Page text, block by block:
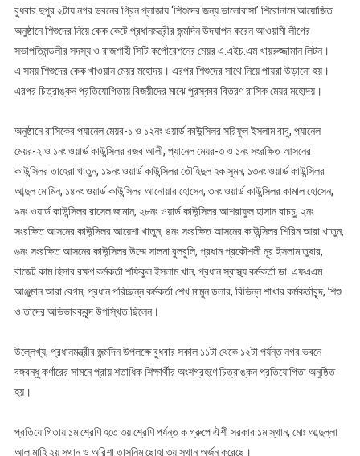
বুধবার দুপুর ২টায় নগর ভবনের গ্রিন প্লাজায় ‘শিশুদের জন্য ভালোবাসা’ শিরোনামে আয়োজিত
অনুষ্ঠানে শিশুদের নিয়ে কেক কেটে প্রধানমন্ত্রীর জন্মদিন উদযাপন করেন আওয়ামী লীগের
সভাপতিমন্ডলীর সদস্য ও রাজশাহী সিটি কর্পোরেশনের মেয়র এ.এইচ.এম খায়রুজ্জামান লিটন।
এ সময় শিশুদের কেক খাওয়ান মেয়র মহোদয়। এরপর শিশুদের সাথে নিয়ে পায়রা উড়ানো হয়।
এরপর চিত্রাঙ্কন প্রতিযোগিতায় বিজয়ীদের মাঝে পুরস্কার বিতরণ রাসিক মেয়র মহোদয়।
অনুষ্ঠানে রাসিকের প্যানেল মেয়র-১ ও ১২নং ওয়ার্ড কাউন্সিলর সরিফুল ইসলাম বাবু, প্যানেল
মেয়র-২ ও ১নং ওয়ার্ড কাউন্সিলর রজব আলী, প্যানেল মেয়র-৩ ও ১নং সংরক্ষিত আসনের
কাউন্সিলর তাহেরা খাতুন, ১৯নং ওয়ার্ড কাউন্সিলর তৌহিদুল হক সুমন, ১৩নং ওয়ার্ড কাউন্সিলর
আব্দুল মোমিন, ১৪নং ওয়ার্ড কাউন্সিলর আনোয়ার হোসেন, ৩নং ওয়ার্ড কাউন্সিলর কামাল হোসেন,
৯নং ওয়ার্ড কাউন্সিলর রাসেল জামান, ২৮নং ওয়ার্ড কাউন্সিলর আশরাফুল হাসান বাচচু, ২নং
সংরক্ষিত আসনের কাউন্সিলর আয়েশা খাতুন, ৪নং সংরক্ষিত আসনের কাউন্সিলর শিরিন আরা খাতুন,
৬নং সংরক্ষিত আসনের কাউন্সিলর উম্মে সালমা বুলবুলি, প্রধান প্রকৌশলী নূর ইসলাম তুষার,
বাজেট কাম হিসাব রক্ষণ কর্মকর্তা শফিকুল ইসলাম খান, প্রধান স্বাস্থ্য কর্মকর্তা ডা. এফএএম
আঞ্জুমান আরা বেগম, প্রধান পরিচ্ছন্ন কর্মকর্তা শেখ মামুন ডলার, বিভিন্ন শাখার কর্মকর্তাবৃন্দ, শিশু
ও তাদের অভিভাবকবৃন্দ উপস্থিত ছিলেন।
উল্লেখ্য, প্রধানমন্ত্রীর জন্মদিন উপলক্ষে বুধবার সকাল ১১টা থেকে ১২টা পর্যন্ত নগর ভবনে
বঙ্গবন্ধু কর্ণারের সামনে প্রায় শতাধিক শিক্ষার্থীর অংশগ্রহণে চিত্রাঙ্কন প্রতিযোগিতা অনুষ্ঠিত
হয়।
প্রতিযোগিতায় ১ম শ্রেণি হতে ৩য় শ্রেণি পর্যন্ত ক গ্রুপে ঐশী সরকার ১ম স্থান, মোঃ আব্দুল্লা
আল্ মাহি ২য় স্থান ও অরিশা তাসনিম ছোহা ৩য় স্থান অর্জন করেছে।